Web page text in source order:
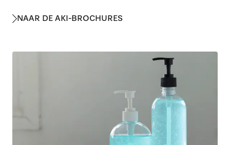
NAAR DE AKI-BROCHURES